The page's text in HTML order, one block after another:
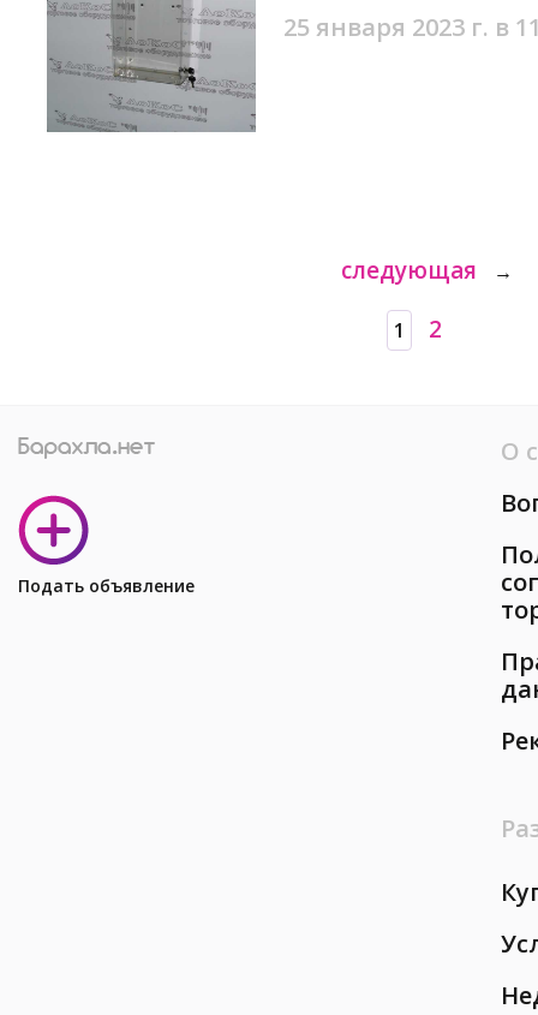
25 января 2023 г. в
следующая →
1 2
Подать объявление
О